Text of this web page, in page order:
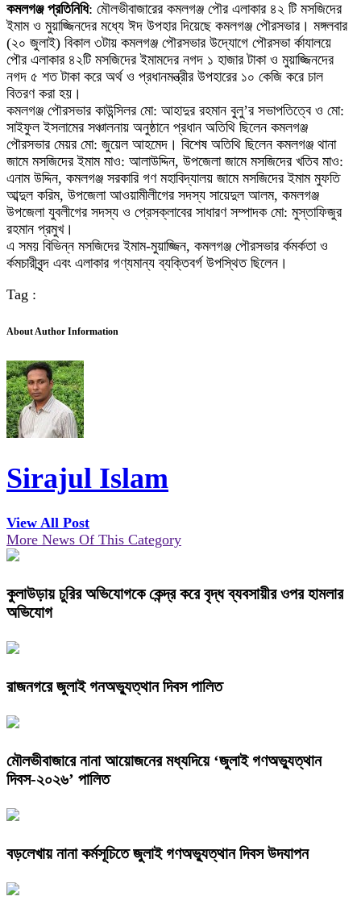
কমলগঞ্জ প্রতিনিধি: মৌলভীবাজারের কমলগঞ্জ পৌর এলাকার ৪২ টি মসজিদের
ইমাম ও মুয়াজ্জিনদের মধ্যে ঈদ উপহার দিয়েছে কমলগঞ্জ পৌরসভার। মঙ্গলবার
(২০ জুলাই) বিকাল ৩টায় কমলগঞ্জ পৌরসভার উদ্যোগে পৌরসভা র্কাযালয়ে
পৌর এলাকার ৪২টি মসজিদের ইমামদের নগদ ১ হাজার টাকা ও মুয়াজ্জিনদের
নগদ ৫ শত টাকা করে অর্থ ও প্রধানমন্ত্রীর উপহারের ১০ কেজি করে চাল
বিতরণ করা হয়।
কমলগঞ্জ পৌরসভার কাউন্সিলর মো: আহাদুর রহমান বুলু’র সভাপতিত্বে ও মো:
সাইফুল ইসলামের সঞ্চালনায় অনুষ্ঠানে প্রধান অতিথি ছিলেন কমলগঞ্জ
পৌরসভার মেয়র মো: জুয়েল আহমেদ। বিশেষ অতিথি ছিলেন কমলগঞ্জ থানা
জামে মসজিদের ইমাম মাও: আলাউদ্দিন, উপজেলা জামে মসজিদের খতিব মাও:
এনাম উদ্দিন, কমলগঞ্জ সরকারি গণ মহাবিদ্যালয় জামে মসজিদের ইমাম মুফতি
আব্দুল করিম, উপজেলা আওয়ামীলীগের সদস্য সায়েদুল আলম, কমলগঞ্জ
উপজেলা যুবলীগের সদস্য ও প্রেসক্লাবের সাধারণ সম্পাদক মো: মুস্তাফিজুর
রহমান প্রমুখ।
এ সময় বিভিন্ন মসজিদের ইমাম-মুয়াজ্জিন, কমলগঞ্জ পৌরসভার র্কমর্কতা ও
র্কমচারীবৃন্দ এবং এলাকার গণ্যমান্য ব্যক্তিবর্গ উপস্থিত ছিলেন।
Tag :
About Author Information
Sirajul Islam
View All Post
More News Of This Category
কুলাউড়ায় চুরির অভিযোগকে কেন্দ্র করে বৃদ্ধ ব্যবসায়ীর ওপর হামলার
অভিযোগ
রাজনগরে জুলাই গনঅভ্যুত্থান দিবস পালিত
মৌলভীবাজারে নানা আয়োজনের মধ্যদিয়ে ‘জুলাই গণঅভ্যুত্থান
দিবস-২০২৬’ পালিত
বড়লেখায় নানা কর্মসূচিতে জুলাই গণঅভ্যুত্থান দিবস উদযাপন